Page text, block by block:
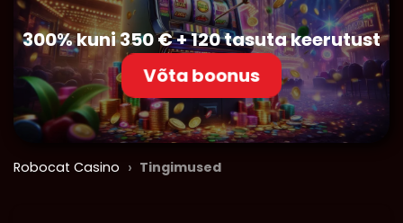
300% kuni 350 € + 120 tasuta keerutust
Võta boonus
Robocat Casino › Tingimused